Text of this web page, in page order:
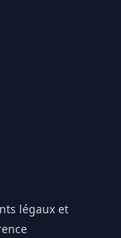
légaux et